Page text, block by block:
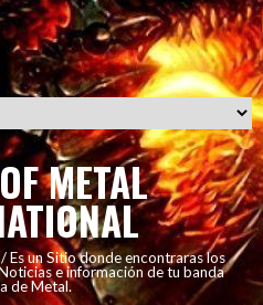
METAL
un Sitio donde encontraras los
e información de tu banda
de Metal.